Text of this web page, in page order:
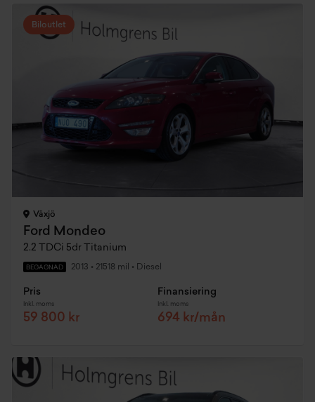
Biloutlet
Växjö
Ford Mondeo
2.2 TDCi 5dr Titanium
BEGAGNAD 2013 • 21518 mil • Diesel
Pris
Inkl. moms
59 800 kr
Finansiering
Inkl. moms
694 kr/mån